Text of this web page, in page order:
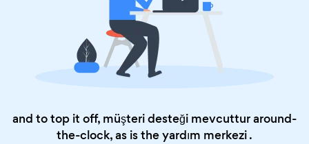
and to top it off, müşteri desteği mevcuttur around-
the-clock, as is theyardım merkezi.